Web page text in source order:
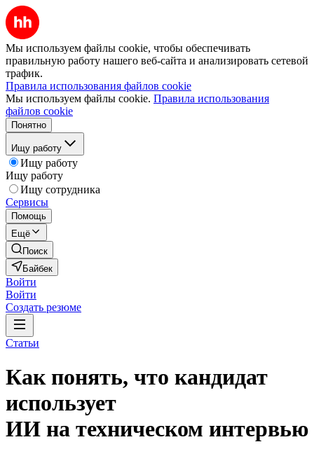
Мы используем файлы cookie, чтобы обеспечивать
правильную работу нашего веб-сайта и анализировать сетевой
трафик.
Правила использования файлов cookie
Мы используем файлы cookie. Правила использования
файлов cookie
Понятно
Ищу работу
Ищу работу
Ищу работу
Ищу сотрудника
Сервисы
Помощь
Ещё
Поиск
Байбек
Войти
Войти
Создать резюме
Статьи
Как понять, что кандидат
использует
ИИ на техническом интервью